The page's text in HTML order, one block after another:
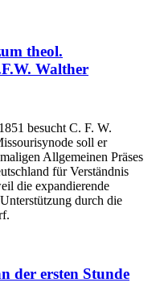
theol.
Walther
besucht C. F. W.
soll er
Allgemeinen Präses
für Verständnis
die expandierende
durch die
der ersten Stunde